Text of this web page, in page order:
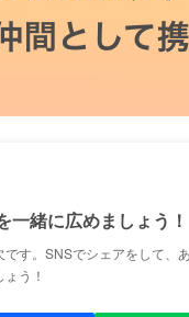
緒に広めましょう！
す。SNSでシェアをして、
う！